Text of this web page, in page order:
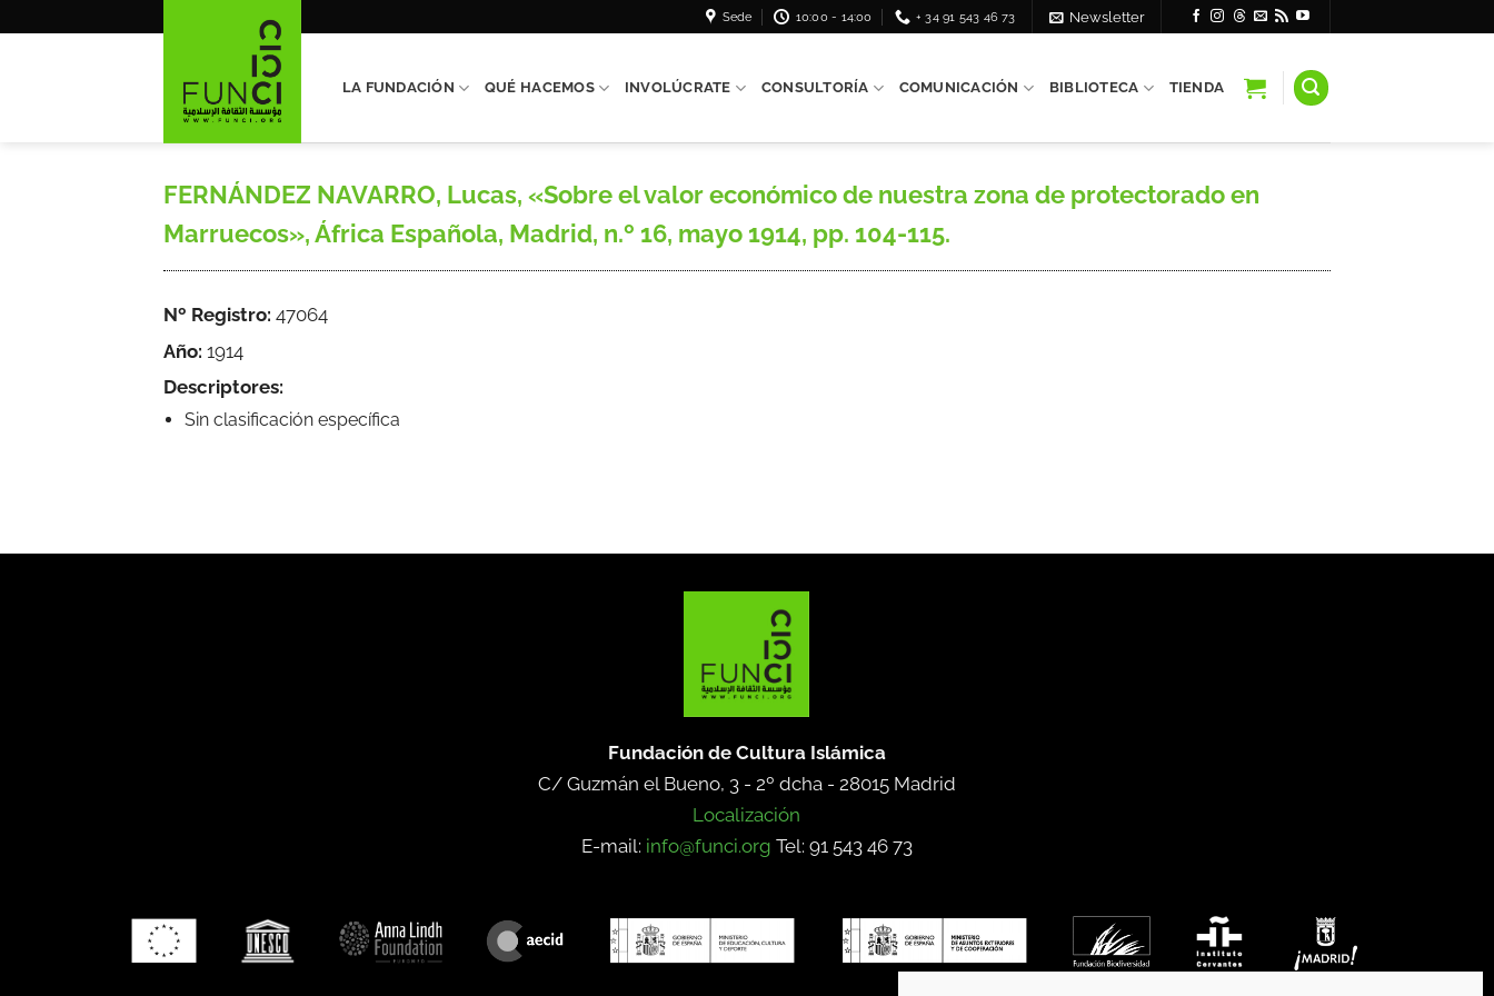
Sede 10:00 - 14:00 + 34 91 543 46 73 Newsletter
LA FUNDACIÓN QUÉ HACEMOS INVOLÚCRATE CONSULTORÍA COMUNICACIÓN BIBLIOTECA TIENDA
FERNÁNDEZ NAVARRO, Lucas, «Sobre el valor económico de nuestra zona de protectorado en
Marruecos», África Española, Madrid, n.º 16, mayo 1914, pp. 104-115.
Nº Registro: 47064
Año: 1914
Descriptores:
Sin clasificación específica
Fundación de Cultura Islámica
C/ Guzmán el Bueno, 3 - 2º dcha - 28015 Madrid
Localización
E-mail: info@funci.org Tel: 91 543 46 73